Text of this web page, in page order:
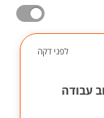
לפני דקה
עבודה